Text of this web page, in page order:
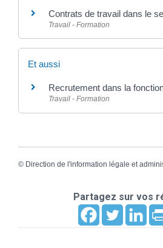
Contrats de travail dans le
Travail - Formation
Et aussi
Recrutement dans la
Travail - Formation
© Direction de l'information légale et
Partagez sur vos